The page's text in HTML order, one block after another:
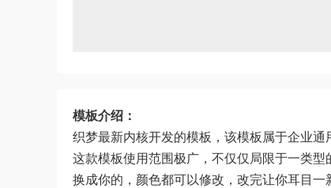
模板介绍：
织梦最新内核开发的模板，该模板属于企业通
这款模板使用范围极广，不仅仅局限于一类型
换成你的，颜色都可以修改，改完让你耳目一